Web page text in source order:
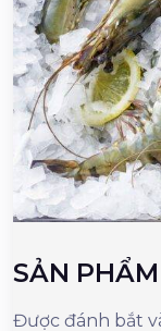
SẢN
Được đánh bắt